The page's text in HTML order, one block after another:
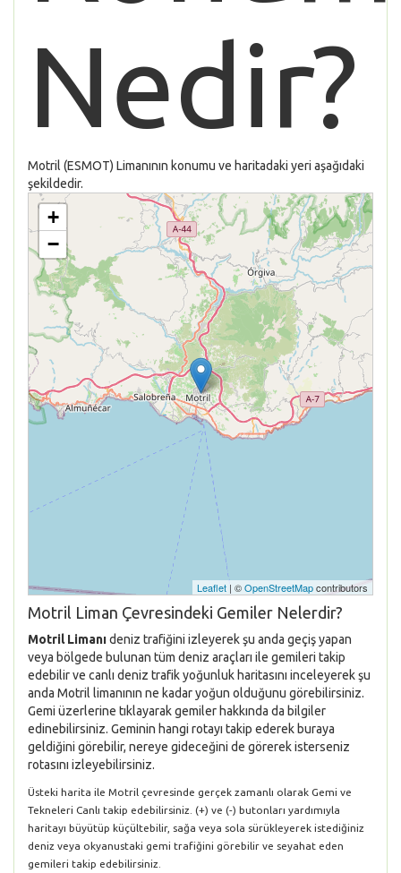
Nedir?
Motril (ESMOT) Limanının konumu ve haritadaki yeri aşağıdaki
şekildedir.
+
−
Leaflet | ©OpenStreetMapcontributors
Motril Liman Çevresindeki Gemiler Nelerdir?
Motril Limanıdeniz trafiğini izleyerek şu anda geçiş yapan
veya bölgede bulunan tüm deniz araçları ile gemileri takip
edebilir ve canlı deniz trafik yoğunluk haritasını inceleyerek şu
anda Motril limanının ne kadar yoğun olduğunu görebilirsiniz.
Gemi üzerlerine tıklayarak gemiler hakkında da bilgiler
edinebilirsiniz. Geminin hangi rotayı takip ederek buraya
geldiğini görebilir, nereye gideceğini de görerek isterseniz
rotasını izleyebilirsiniz.
Üsteki harita ile Motril çevresinde gerçek zamanlı olarak Gemi ve
Tekneleri Canlı takip edebilirsiniz. (+) ve (-) butonları yardımıyla
haritayı büyütüp küçültebilir, sağa veya sola sürükleyerek istediğiniz
deniz veya okyanustaki gemi trafiğini görebilir ve seyahat eden
gemileri takip edebilirsiniz.